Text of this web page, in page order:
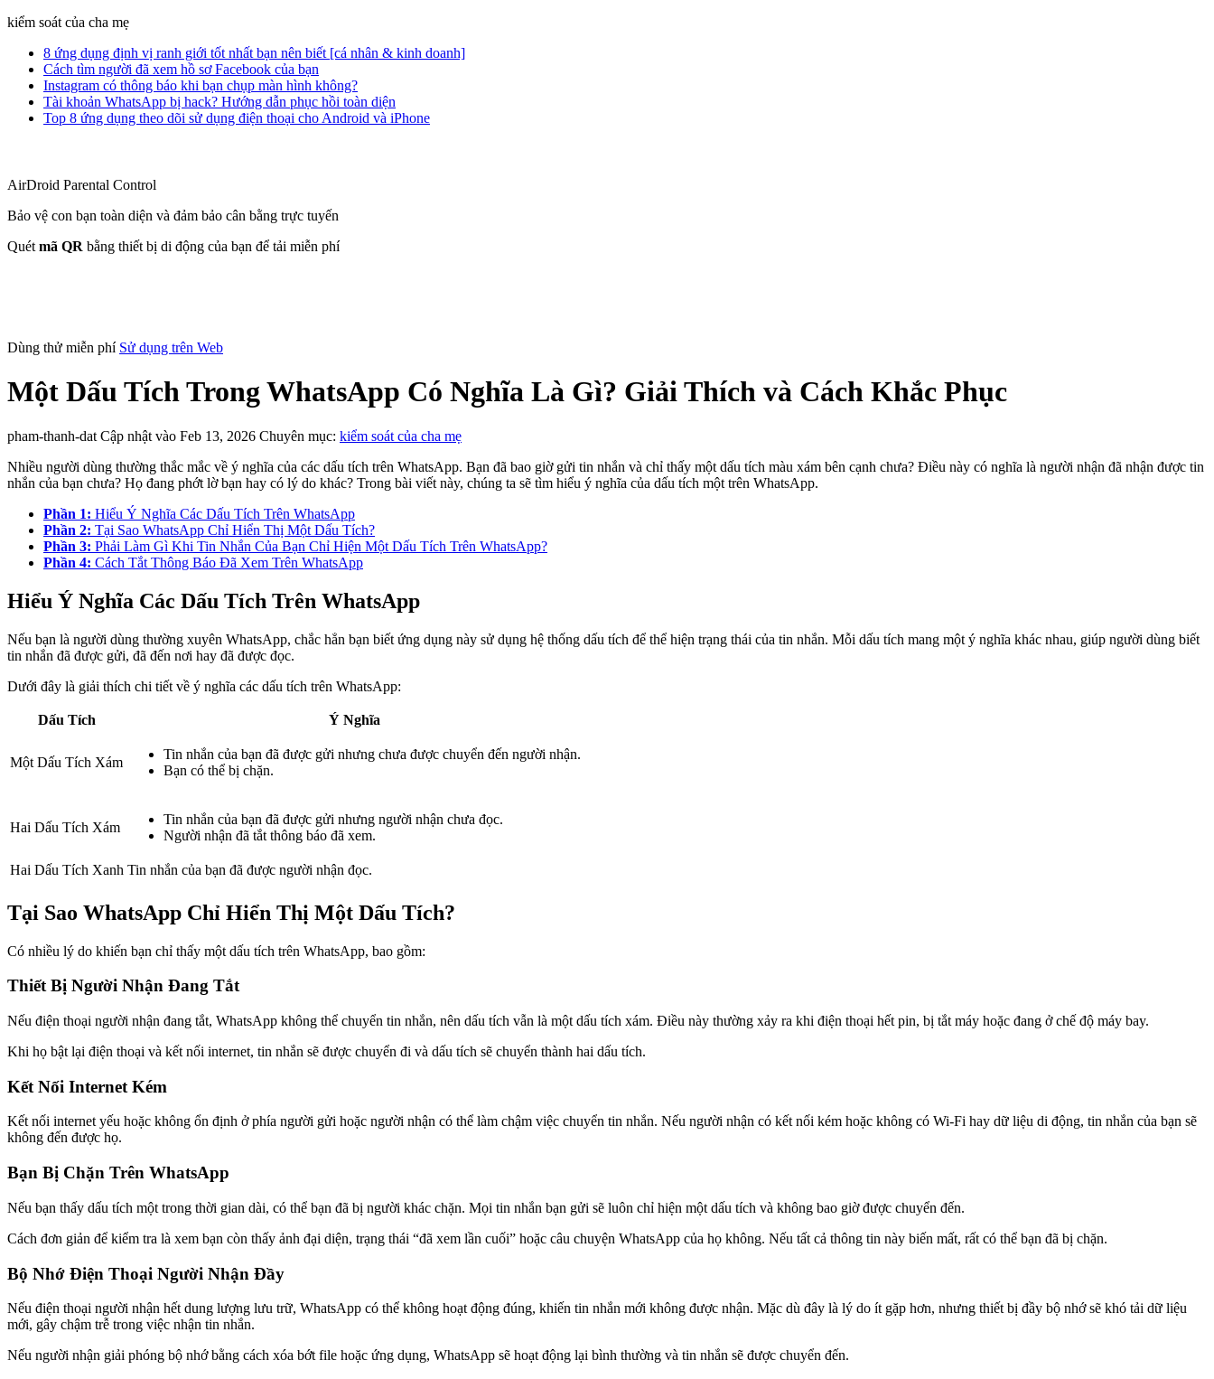
kiểm soát của cha mẹ
8 ứng dụng định vị ranh giới tốt nhất bạn nên biết [cá nhân & kinh doanh]
Cách tìm người đã xem hồ sơ Facebook của bạn
Instagram có thông báo khi bạn chụp màn hình không?
Tài khoản WhatsApp bị hack? Hướng dẫn phục hồi toàn diện
Top 8 ứng dụng theo dõi sử dụng điện thoại cho Android và iPhone
AirDroid Parental Control
Bảo vệ con bạn toàn diện và đảm bảo cân bằng trực tuyến
Quét mã QR bằng thiết bị di động của bạn để tải miễn phí
Dùng thử miễn phí Sử dụng trên Web
Một Dấu Tích Trong WhatsApp Có Nghĩa Là Gì? Giải Thích và Cách Khắc Phục
pham-thanh-dat Cập nhật vào Feb 13, 2026 Chuyên mục: kiểm soát của cha mẹ
Nhiều người dùng thường thắc mắc về ý nghĩa của các dấu tích trên WhatsApp. Bạn đã bao giờ gửi tin nhắn và chỉ thấy một dấu tích màu xám bên cạnh chưa? Điều này có nghĩa là người nhận đã nhận được tin
nhắn của bạn chưa? Họ đang phớt lờ bạn hay có lý do khác? Trong bài viết này, chúng ta sẽ tìm hiểu ý nghĩa của dấu tích một trên WhatsApp.
Phần 1: Hiểu Ý Nghĩa Các Dấu Tích Trên WhatsApp
Phần 2: Tại Sao WhatsApp Chỉ Hiển Thị Một Dấu Tích?
Phần 3: Phải Làm Gì Khi Tin Nhắn Của Bạn Chỉ Hiện Một Dấu Tích Trên WhatsApp?
Phần 4: Cách Tắt Thông Báo Đã Xem Trên WhatsApp
Hiểu Ý Nghĩa Các Dấu Tích Trên WhatsApp
Nếu bạn là người dùng thường xuyên WhatsApp, chắc hẳn bạn biết ứng dụng này sử dụng hệ thống dấu tích để thể hiện trạng thái của tin nhắn. Mỗi dấu tích mang một ý nghĩa khác nhau, giúp người dùng biết
tin nhắn đã được gửi, đã đến nơi hay đã được đọc.
Dưới đây là giải thích chi tiết về ý nghĩa các dấu tích trên WhatsApp:
Dấu Tích Ý Nghĩa
Một Dấu Tích Xám
Tin nhắn của bạn đã được gửi nhưng chưa được chuyển đến người nhận.
Bạn có thể bị chặn.
Hai Dấu Tích Xám
Tin nhắn của bạn đã được gửi nhưng người nhận chưa đọc.
Người nhận đã tắt thông báo đã xem.
Hai Dấu Tích Xanh Tin nhắn của bạn đã được người nhận đọc.
Tại Sao WhatsApp Chỉ Hiển Thị Một Dấu Tích?
Có nhiều lý do khiến bạn chỉ thấy một dấu tích trên WhatsApp, bao gồm:
Thiết Bị Người Nhận Đang Tắt
Nếu điện thoại người nhận đang tắt, WhatsApp không thể chuyển tin nhắn, nên dấu tích vẫn là một dấu tích xám. Điều này thường xảy ra khi điện thoại hết pin, bị tắt máy hoặc đang ở chế độ máy bay.
Khi họ bật lại điện thoại và kết nối internet, tin nhắn sẽ được chuyển đi và dấu tích sẽ chuyển thành hai dấu tích.
Kết Nối Internet Kém
Kết nối internet yếu hoặc không ổn định ở phía người gửi hoặc người nhận có thể làm chậm việc chuyển tin nhắn. Nếu người nhận có kết nối kém hoặc không có Wi-Fi hay dữ liệu di động, tin nhắn của bạn sẽ
không đến được họ.
Bạn Bị Chặn Trên WhatsApp
Nếu bạn thấy dấu tích một trong thời gian dài, có thể bạn đã bị người khác chặn. Mọi tin nhắn bạn gửi sẽ luôn chỉ hiện một dấu tích và không bao giờ được chuyển đến.
Cách đơn giản để kiểm tra là xem bạn còn thấy ảnh đại diện, trạng thái “đã xem lần cuối” hoặc câu chuyện WhatsApp của họ không. Nếu tất cả thông tin này biến mất, rất có thể bạn đã bị chặn.
Bộ Nhớ Điện Thoại Người Nhận Đầy
Nếu điện thoại người nhận hết dung lượng lưu trữ, WhatsApp có thể không hoạt động đúng, khiến tin nhắn mới không được nhận. Mặc dù đây là lý do ít gặp hơn, nhưng thiết bị đầy bộ nhớ sẽ khó tải dữ liệu
mới, gây chậm trễ trong việc nhận tin nhắn.
Nếu người nhận giải phóng bộ nhớ bằng cách xóa bớt file hoặc ứng dụng, WhatsApp sẽ hoạt động lại bình thường và tin nhắn sẽ được chuyển đến.